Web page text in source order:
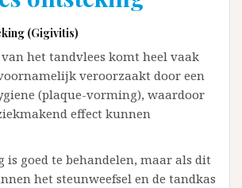
(Gigivitis)
het tandvlees komt heel vaak
veroorzaakt door een
(plaque-vorming), waardoor
effect kunnen
is goed te behandelen, maar als dit
het steunweefsel en de tandkas